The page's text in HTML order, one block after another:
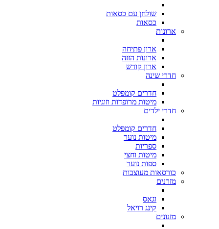
שולחן עם כסאות
כסאות
ארונות
ארון פתיחה
ארונות הזזה
ארון קודש
חדרי שינה
חדרים קומפלט
מיטות מרופדות וזוגיות
חדרי ילדים
חדרים קומפלט
מיטות נוער
ספריות
מיטות וחצי
ספות נוער
כורסאות מעוצבות
מזרנים
וגאס
קינג רויאל
מזנונים